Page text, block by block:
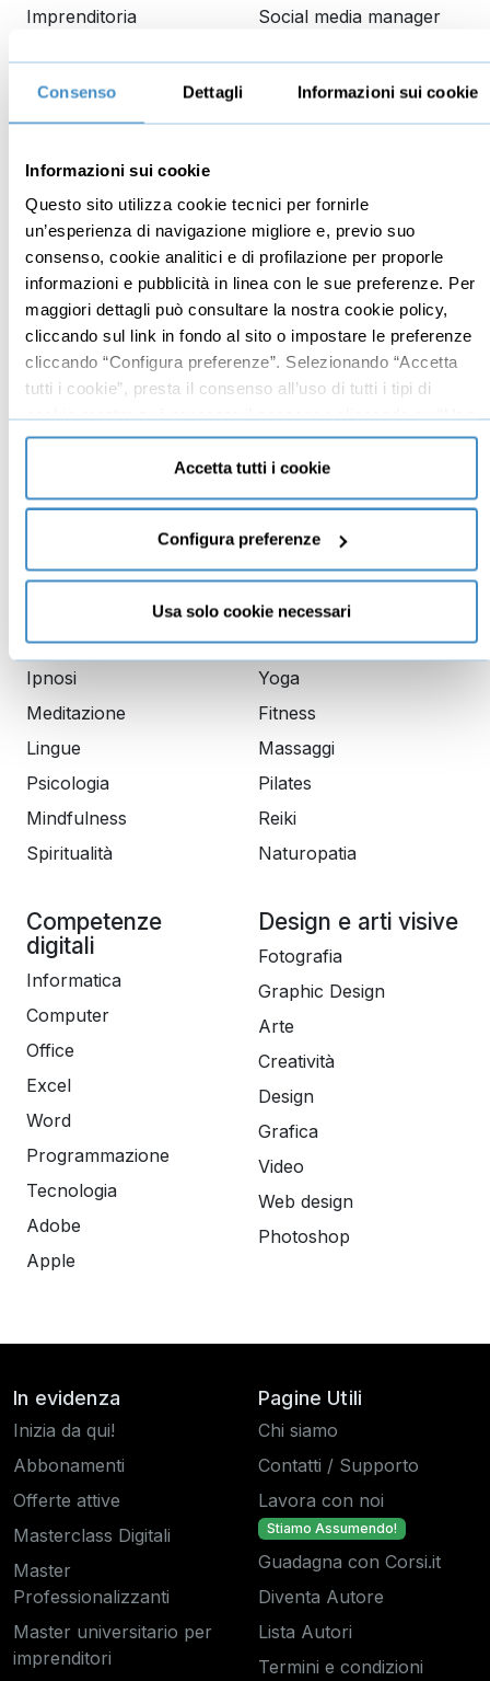
Consenso Dettagli Informazioni sui cookie
Informazioni sui cookie
Questo sito utilizza cookie tecnici per fornirle
un’esperienza di navigazione migliore e, previo suo
consenso, cookie analitici e di profilazione per proporle
informazioni e pubblicità in linea con le sue preferenze. Per
maggiori dettagli può consultare la nostra cookie policy,
cliccando sul link in fondo al sito o impostare le preferenze
cliccando “Configura preferenze”. Selezionando “Accetta
tutti i cookie”, presta il consenso all’uso di tutti i tipi di
cookie mentre può revocare il consenso cliccando su “Usa
solo cookie necessari” e saranno attivati i soli cookie
tecnici necessari al corretto funzionamento del sito.
Accetta tutti i cookie
Configura preferenze
Usa solo cookie necessari
Imprenditoria
Vendita
Branding
Marketing
Produttività
Gestione aziendale
Social media manager
Google
Data analyst
Educazione
finanziaria
Investimenti
Trading
Comunicazione
Copywriting
PNL
Dizione
Public speaking
Scrittura
Lingue
Crescita Personale
Ipnosi
Meditazione
Lingue
Psicologia
Mindfulness
Spiritualità
Benessere
Yoga
Fitness
Massaggi
Pilates
Reiki
Naturopatia
Competenze
digitali
Informatica
Computer
Office
Excel
Word
Programmazione
Tecnologia
Adobe
Apple
Design e arti visive
Fotografia
Graphic Design
Arte
Creatività
Design
Grafica
Video
Web design
Photoshop
In evidenza
Inizia da qui!
Abbonamenti
Offerte attive
Masterclass Digitali
Master
Professionalizzanti
Master universitario per
imprenditori
Pagine Utili
Chi siamo
Contatti / Supporto
Lavora con noi
Stiamo Assumendo!
Guadagna con Corsi.it
Diventa Autore
Lista Autori
Termini e condizioni